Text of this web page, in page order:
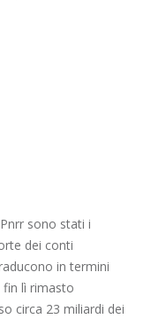
sono stati i
dei conti
in termini
lì rimasto
circa 23 miliardi dei